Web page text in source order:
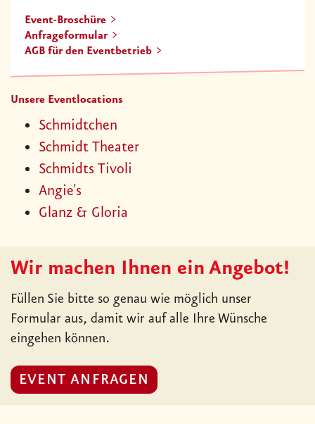
Event-Broschüre
Anfrageformular
AGB für den Eventbetrieb
Unsere Eventlocations
Schmidtchen
Schmidt Theater
Schmidts Tivoli
Angie's
Glanz & Gloria
Wir machen Ihnen ein Angebot!
Füllen Sie bitte so genau wie möglich unser
Formular aus, damit wir auf alle Ihre Wünsche
eingehen können.
EVENT ANFRAGEN